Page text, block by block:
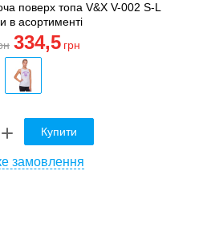
поверх топа V&X V-002 S-L
в асортименті
334,5 грн
Купити
замовлення